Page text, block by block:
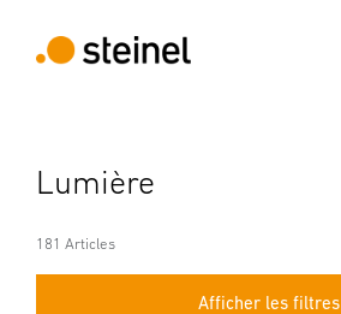
Recherche
Lumière
181 Articles
Afficher les filtres